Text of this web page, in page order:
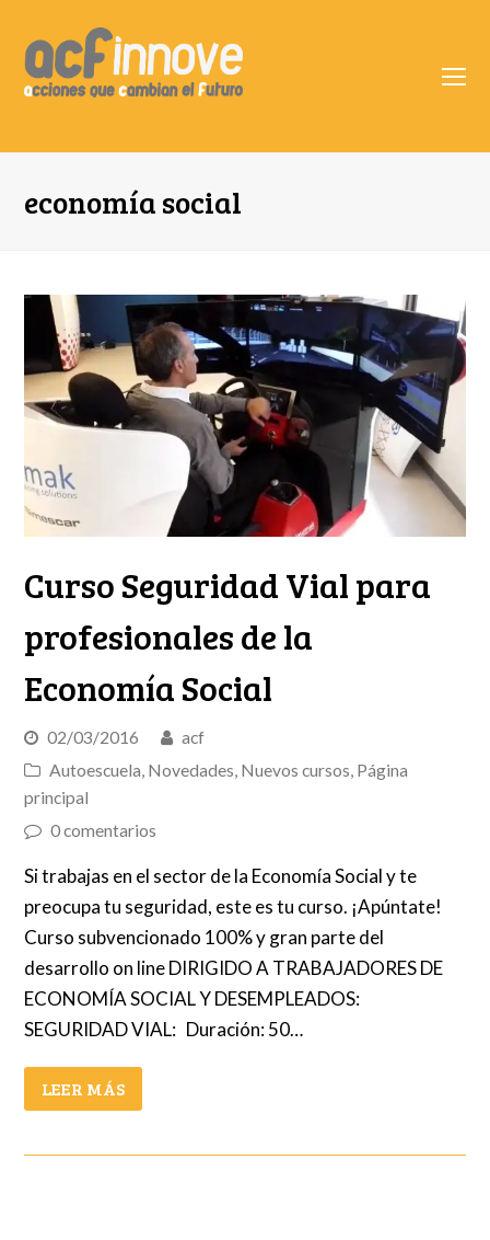
economía social
Curso Seguridad Vial para
profesionales de la
Economía Social
02/03/2016
acf
Autoescuela Novedades Nuevos cursos Página
principal
0 comentarios
Si trabajas en el sector de la Economía Social y te
preocupa tu seguridad, este es tu curso. ¡Apúntate!
Curso subvencionado 100% y gran parte del
desarrollo on line DIRIGIDO A TRABAJADORES DE
ECONOMÍA SOCIAL Y DESEMPLEADOS:
SEGURIDAD VIAL: Duración: 50…
LEER MÁS